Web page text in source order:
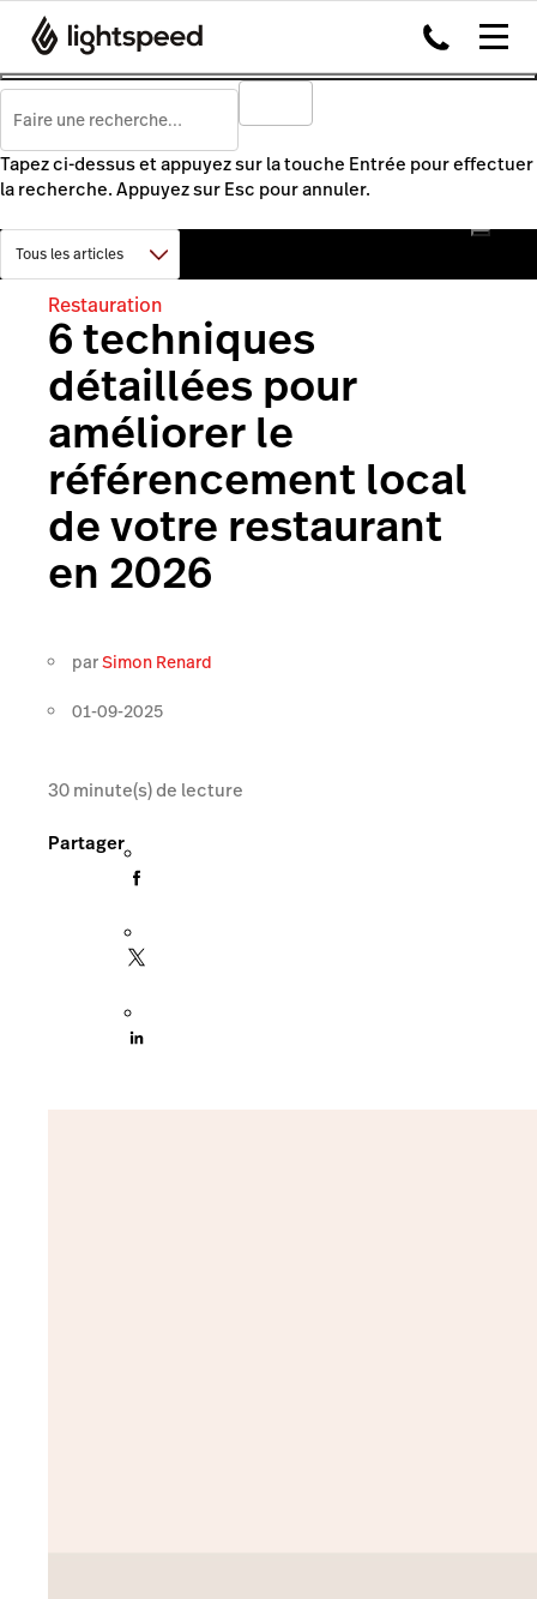
Tapez ci-dessus et appuyez sur la touche Entrée pour effectuer
la recherche. Appuyez sur Esc pour annuler.
Restauration
6 techniques
détaillées pour
améliorer le
référencement local
de votre restaurant
en 2026
parSimon Renard
01-09-2025
30minute(s) de lecture
Partager